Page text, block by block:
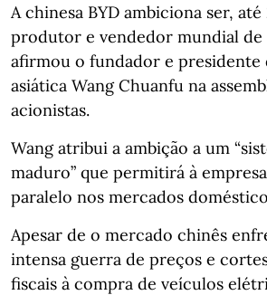
A chinesa BYD ambiciona ser,
produtor e vendedor mundial de
afirmou o fundador e presidente
asiática Wang Chuanfu na
acionistas.
Wang atribui a ambição a um
maduro” que permitirá à
paralelo nos mercados
Apesar de o mercado chinês
intensa guerra de preços e
fiscais à compra de veículos